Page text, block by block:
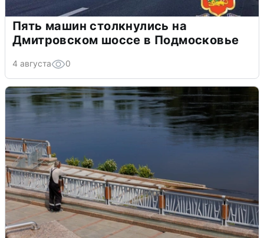
Пять машин столкнулись на
Дмитровском шоссе в Подмосковье
4 августа 0